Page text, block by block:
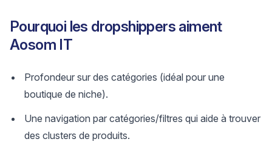
Pourquoi les dropshippers aiment
Aosom IT
Profondeur sur des catégories (idéal pour une
boutique de niche).
Une navigation par catégories/filtres qui aide à trouver
des clusters de produits.